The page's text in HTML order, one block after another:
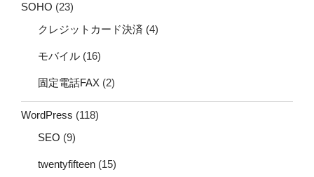
SOHO (23)
クレジットカード決済 (4)
モバイル (16)
固定電話FAX (2)
WordPress (118)
SEO (9)
twentyfifteen (15)